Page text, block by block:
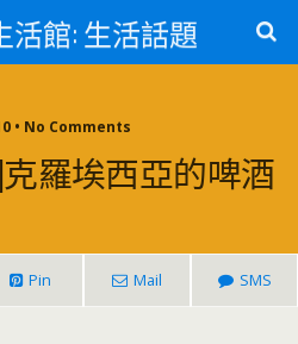
活館: 生活話題
• No Comments
羅埃西亞的啤酒
Pin Mail SMS